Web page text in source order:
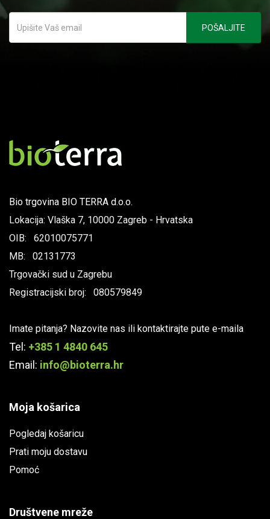
Bio trgovina BIO TERRA d.o.o.
Lokacija: Vlaška 7, 10000 Zagreb - Hrvatska
OIB: 62010075771
MB: 02131773
Trgovački sud u Zagrebu
Registracijski broj: 080579849
Imate pitanja? Nazovite nas ili kontaktirajte pute e-maila
Tel: +385 1 4840 645
Email: info@bioterra.hr
Moja košarica
Pogledaj košaricu
Prati moju dostavu
Pomoć
Društvene mreže